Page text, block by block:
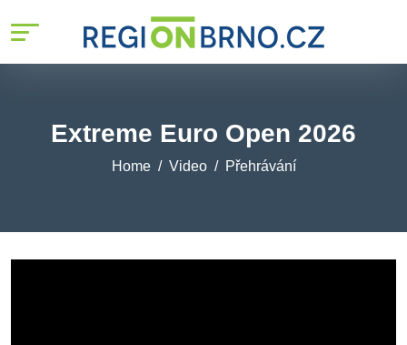
Extreme Euro Open 2026
Home Video Přehrávání